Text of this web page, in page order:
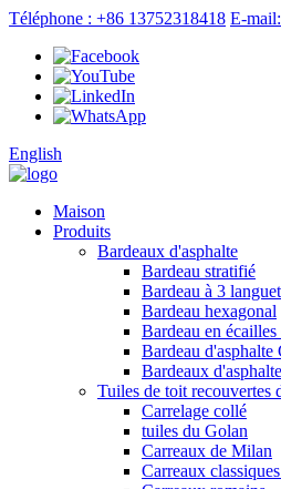
Téléphone : +86 13752318418 E-
English
Maison
Produits
Bardeaux d'asphalte
Bardeau stratifié
Bardeau à 3
Bardeau hexagonal
Bardeau en écailles
Bardeau d'asphalte
Bardeaux
Tuiles de toit recouvertes
Carrelage collé
tuiles du Golan
Carreaux de Milan
Carreaux